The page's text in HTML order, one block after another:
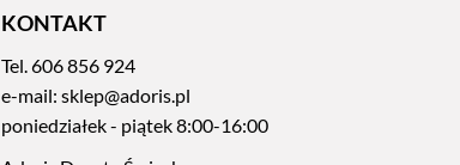
KONTAKT
Tel.606 856 924
e-mail: sklep@adoris.pl
poniedziałek - piątek 8:00-16:00